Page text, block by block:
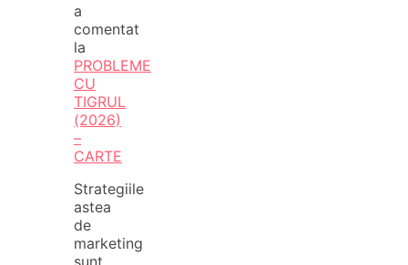
a
comentat
la
PROBLEME
CU
TIGRUL
(2026)
–
CARTE
Strategiile
astea
de
marketing
sunt